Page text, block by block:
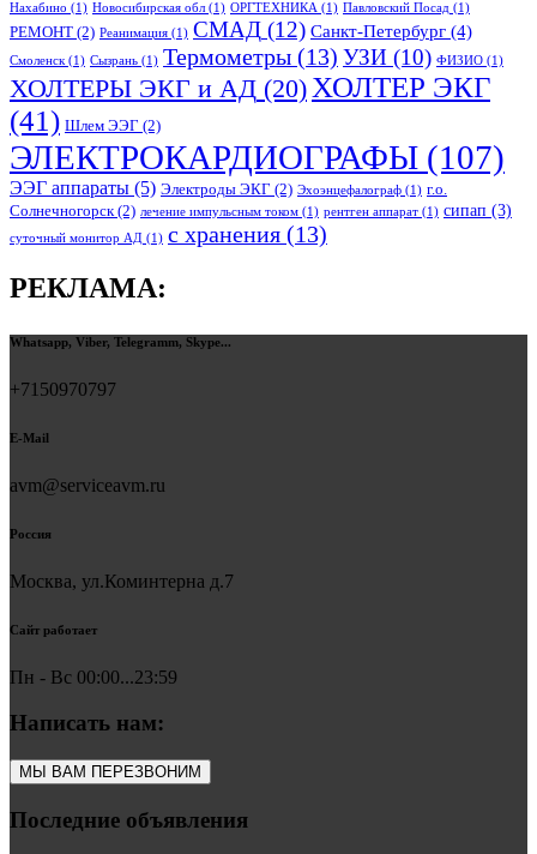
Нахабино (1) Новосибирская обл (1) ОРГТЕХНИКА (1) Павловский Посад (1)
РЕМОНТ (2) Реанимация (1) СМАД (12) Санкт-Петербург (4)
Смоленск (1) Сызрань (1) Термометры (13) УЗИ (10) ФИЗИО (1)
ХОЛТЕРЫ ЭКГ и АД (20) ХОЛТЕР ЭКГ
(41) Шлем ЭЭГ (2)
ЭЛЕКТРОКАРДИОГРАФЫ (107)
ЭЭГ аппараты (5) Электроды ЭКГ (2) Эхоэнцефалограф (1) г.о.
Солнечногорск(2) лечение импульсным током (1) рентген аппарат (1) сипап (3)
суточный монитор АД (1) с хранения (13)
РЕКЛАМА:
Whatsapp, Viber, Telegramm, Skype...
+7150970797
E-Mail
avm@serviceavm.ru
Россия
Москва, ул.Коминтерна д.7
Сайт работает
Пн - Вс 00:00...23:59
Написать нам:
МЫ ВАМ ПЕРЕЗВОНИМ
Последние объявления